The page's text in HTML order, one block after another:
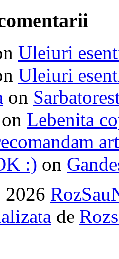
Uleiuri
Uleiuri
on
on Lebenita
:) on
de